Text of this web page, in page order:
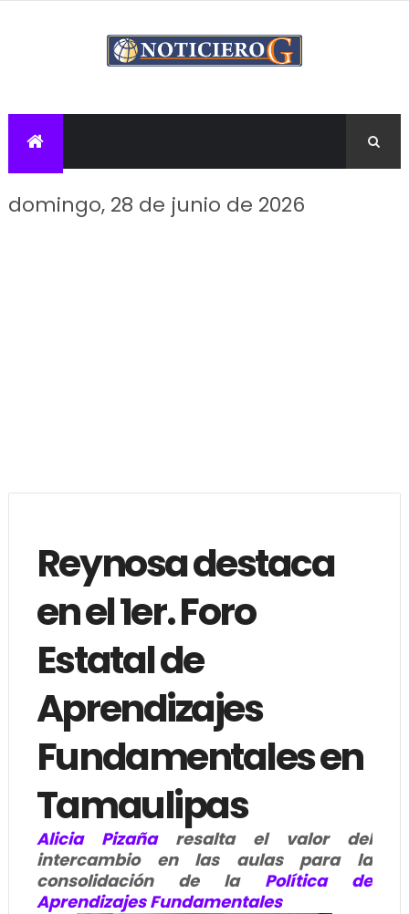
domingo, 28 de junio de 2026
Reynosa destaca
en el 1er. Foro
Estatal de
Aprendizajes
Fundamentales en
Tamaulipas
Alicia Pizañaresalta el valor del
intercambio en las aulas para la
consolidación de la Política de
Aprendizajes Fundamentales